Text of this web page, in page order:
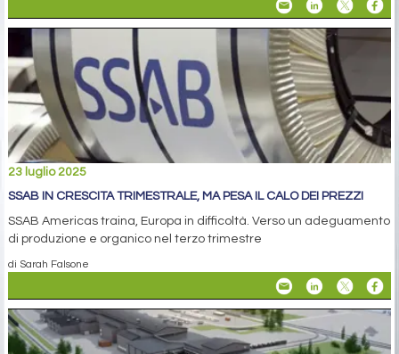
23 luglio 2025
SSAB IN CRESCITA TRIMESTRALE, MA PESA IL CALO DEI PREZZI
SSAB Americas traina, Europa in difficoltà. Verso un adeguamento
di produzione e organico nel terzo trimestre
di Sarah Falsone